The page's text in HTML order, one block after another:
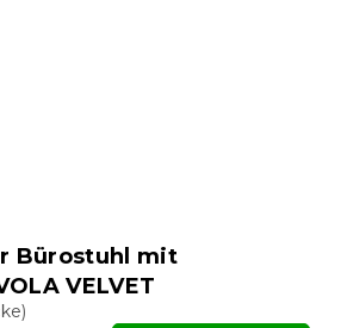
Bürostuhl mit
VELVET